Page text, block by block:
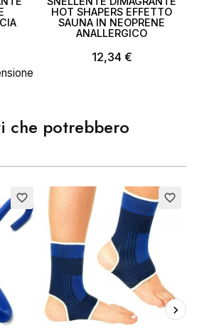
HOT SHAPERS EFFETTO
SAUNA IN NEOPRENE
ANALLERGICO
12,34 €
potrebbero
favorite_border favorite_border